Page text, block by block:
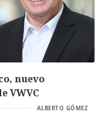
nuevo
VWVC
ALBERTO GÓMEZ